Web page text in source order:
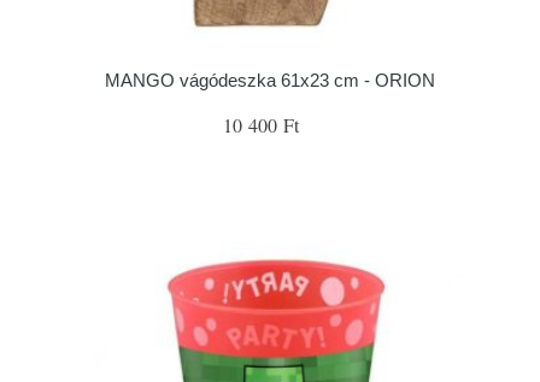
MANGO vágódeszka 61x23 cm - ORION
10 400 Ft